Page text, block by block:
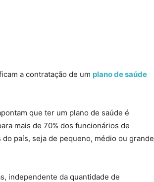
a contratação de um plano de saúde
que ter um plano de saúde é
mais de 70% dos funcionários de
do país, seja de pequeno, médio ou grande
independente da quantidade de